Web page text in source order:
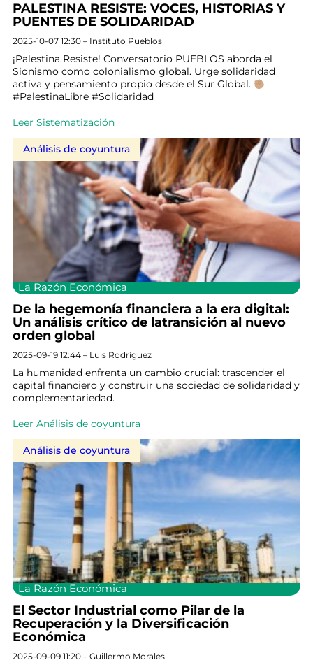
PALESTINA RESISTE: VOCES, HISTORIAS Y
PUENTES DE SOLIDARIDAD
2025-10-07 12:30 – Instituto Pueblos
¡Palestina Resiste! Conversatorio PUEBLOS aborda el
Sionismo como colonialismo global. Urge solidaridad
activa y pensamiento propio desde el Sur Global.
#PalestinaLibre #Solidaridad
Leer Sistematización
Análisis de coyuntura
La Razón Económica
De la hegemonía financiera a la era digital:
Un análisis crítico de latransición al nuevo
orden global
2025-09-19 12:44 – Luis Rodríguez
La humanidad enfrenta un cambio crucial: trascender el
capital financiero y construir una sociedad de solidaridad y
complementariedad.
Leer Análisis de coyuntura
Análisis de coyuntura
La Razón Económica
El Sector Industrial como Pilar de la
Recuperación y la Diversificación
Económica
2025-09-09 11:20 – Guillermo Morales